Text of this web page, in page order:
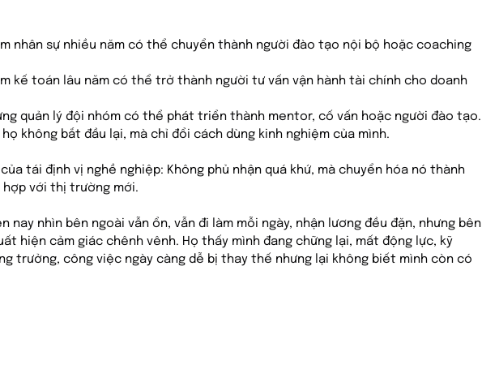
nhân sự nhiều năm có thể chuyển thành người đào tạo nội bộ hoặc coaching
kế toán lâu năm có thể trở thành người tư vấn vận hành tài chính cho doanh
quản lý đội nhóm có thể phát triển thành mentor, cố vấn hoặc người đào tạo.
không bắt đầu lại, mà chỉ đổi cách dùng kinh nghiệm của mình.
tái định vị nghề nghiệp: Không phủ nhận quá khứ, mà chuyển hóa nó thành
với thị trường mới.
nay nhìn bên ngoài vẫn ổn, vẫn đi làm mỗi ngày, nhận lương đều đặn, nhưng bên
hiện cảm giác chênh vênh. Họ thấy mình đang chững lại, mất động lực, kỹ
trưởng, công việc ngày càng dễ bị thay thế nhưng lại không biết mình còn có